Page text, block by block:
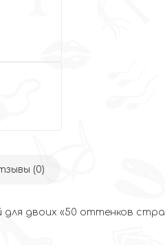
(0)
двоих «50 оттенков